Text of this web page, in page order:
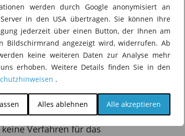
werden durch Google anonymisiert an
in den USA übertragen. Sie können Ihre
jederzeit über einen Button, der Ihnen am
Bildschirmrand angezeigt wird, widerrufen. Ab
keine weiteren Daten zur Analyse mehr
erhoben. Weitere Details finden Sie in den
.
Alles ablehnen Alle akzeptieren
Gateway-Administrator (SMGWA) ist
Managementsystems (ISMS) und eine
gesetzlich vom Bundesamt für
auf die einzelnen
eine Gesamtstrategie gab.
dar, als dass es
Verfahren für das